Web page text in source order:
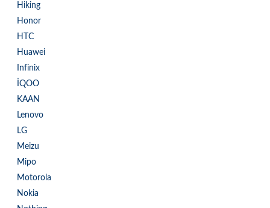
Hiking
Honor
HTC
Huawei
Infinix
İQOO
KAAN
Lenovo
LG
Meizu
Mipo
Motorola
Nokia